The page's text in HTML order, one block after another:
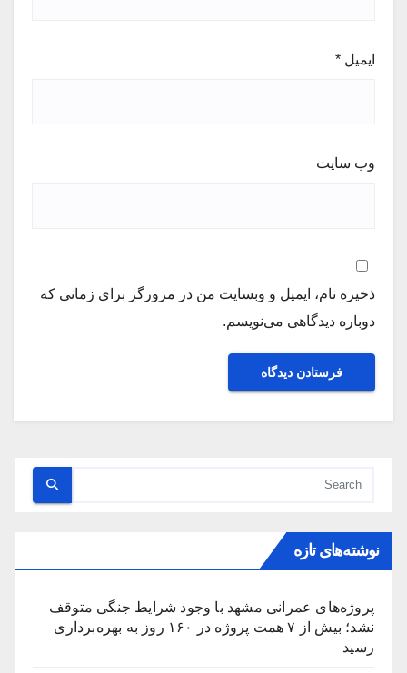
ایمیل *
وب‌ سایت
ذخیره نام، ایمیل و وبسایت من در مرورگر برای زمانی که
دوباره دیدگاهی می‌نویسم.
نوشته‌های تازه
پروژه‌های عمرانی مشهد با وجود شرایط جنگی متوقف
نشد؛ بیش از ۷ همت پروژه در ۱۶۰ روز به بهره‌برداری
رسید